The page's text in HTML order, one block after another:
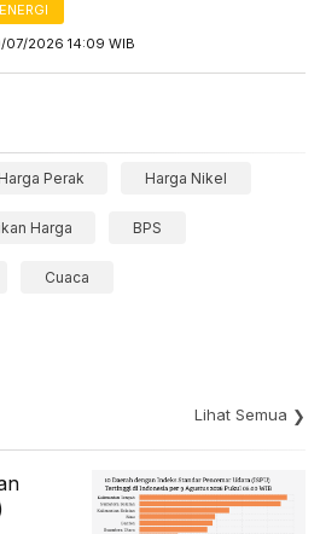
ENERGI
07/2026 14:09 WIB
Harga Perak Harga Nikel
Harga BPS
Cuaca
Lihat Semua